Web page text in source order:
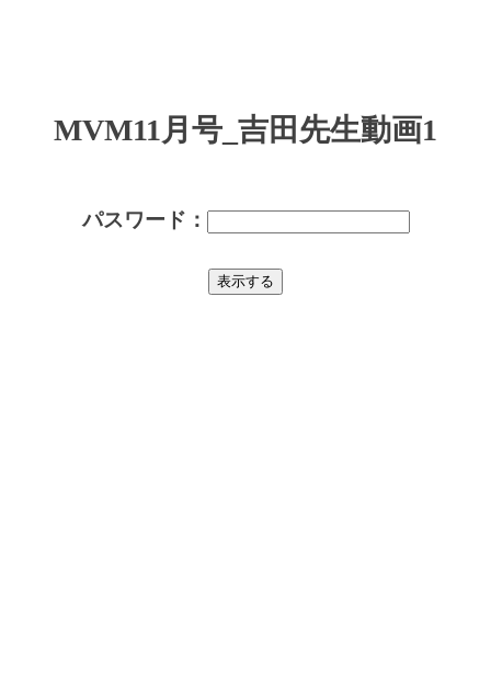
MVM11月号_吉田先生動画1
パスワード：